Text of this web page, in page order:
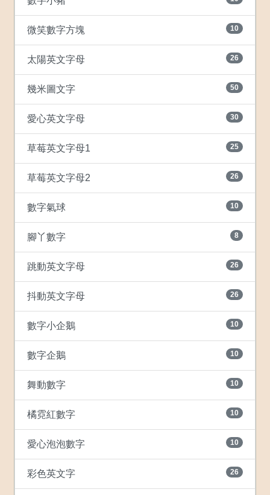
微笑數字方塊 10
太陽英文字母 26
幾米圖文字 50
愛心英文字母 30
草莓英文字母1 25
草莓英文字母2 26
數字氣球 10
腳丫數字 8
跳動英文字母 26
抖動英文字母 26
數字小企鵝 10
數字企鵝 10
舞動數字 10
橘霓紅數字 10
愛心泡泡數字 10
彩色英文字 26